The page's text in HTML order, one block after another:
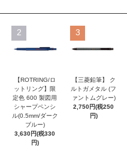
2
【ROTRING/ロ
ットリング】限
定色 600 製図用
シャープペンシ
ル(0.5mm/ダーク
ブルー)
3,630円(税330
円)
3
【三菱鉛筆】 ク
ルトガメタル (フ
ァントムグレー)
2,750円(税250
円)